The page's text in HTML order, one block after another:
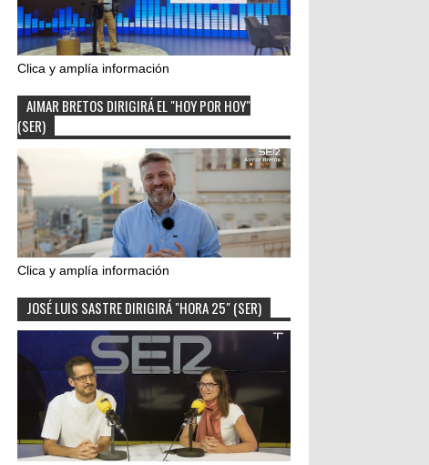
Clica y amplía información
AIMAR BRETOS DIRIGIRÁ EL "HOY POR HOY"
(SER)
Clica y amplía información
JOSÉ LUIS SASTRE DIRIGIRÁ "HORA 25" (SER)